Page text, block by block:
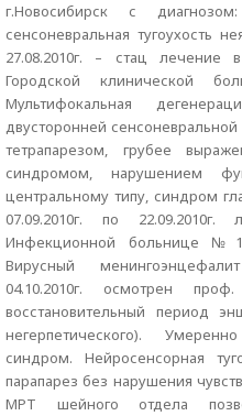
г.Новосибирск с
сенсоневральная тугоухость
27.08.2010г. – стац лечение
Городской клинической
Мультифокальная
двусторонней
тетрапарезом, грубее
синдромом, нарушением
центральному типу, синдром
07.09.2010г. по
Инфекционной больнице №1
Вирусный
04.10.2010г. осмотрен
восстановительный период
негерпетического).
синдром. Нейросенсорная
парапарез без нарушения
МРТ шейного отдела